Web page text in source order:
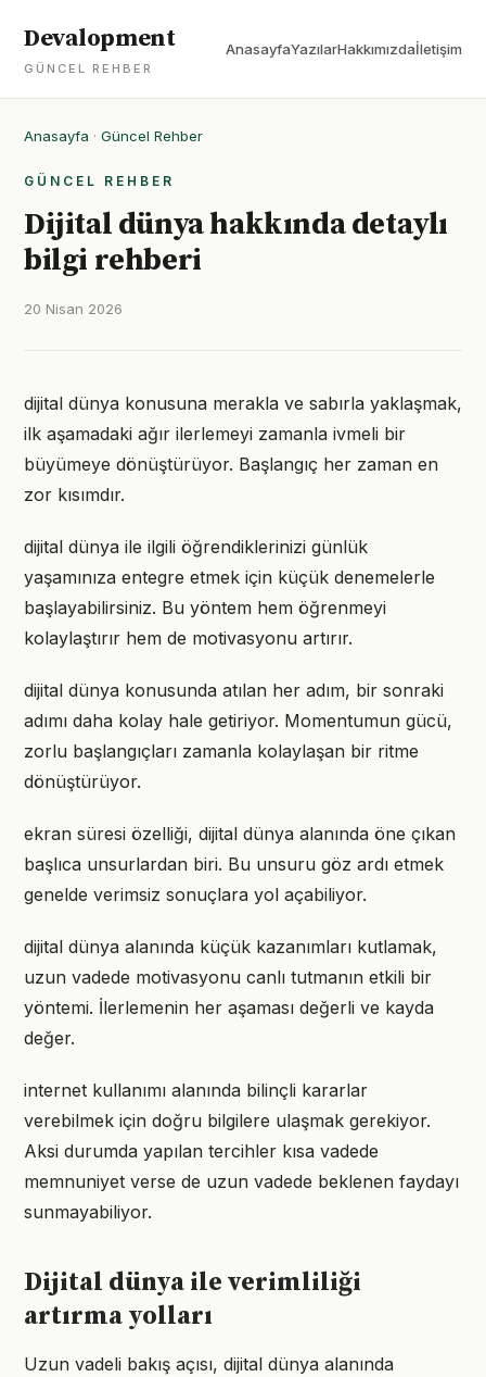
Devalopment
GÜNCEL REHBER
AnasayfaYazılarHakkımızdaİletişim
Anasayfa · Güncel Rehber
GÜNCEL REHBER
Dijital dünya hakkında detaylı
bilgi rehberi
20 Nisan 2026
dijital dünya konusuna merakla ve sabırla yaklaşmak,
ilk aşamadaki ağır ilerlemeyi zamanla ivmeli bir
büyümeye dönüştürüyor. Başlangıç her zaman en
zor kısımdır.
dijital dünya ile ilgili öğrendiklerinizi günlük
yaşamınıza entegre etmek için küçük denemelerle
başlayabilirsiniz. Bu yöntem hem öğrenmeyi
kolaylaştırır hem de motivasyonu artırır.
dijital dünya konusunda atılan her adım, bir sonraki
adımı daha kolay hale getiriyor. Momentumun gücü,
zorlu başlangıçları zamanla kolaylaşan bir ritme
dönüştürüyor.
ekran süresi özelliği, dijital dünya alanında öne çıkan
başlıca unsurlardan biri. Bu unsuru göz ardı etmek
genelde verimsiz sonuçlara yol açabiliyor.
dijital dünya alanında küçük kazanımları kutlamak,
uzun vadede motivasyonu canlı tutmanın etkili bir
yöntemi. İlerlemenin her aşaması değerli ve kayda
değer.
internet kullanımı alanında bilinçli kararlar
verebilmek için doğru bilgilere ulaşmak gerekiyor.
Aksi durumda yapılan tercihler kısa vadede
memnuniyet verse de uzun vadede beklenen faydayı
sunmayabiliyor.
Dijital dünya ile verimliliği
artırma yolları
Uzun vadeli bakış açısı, dijital dünya alanında